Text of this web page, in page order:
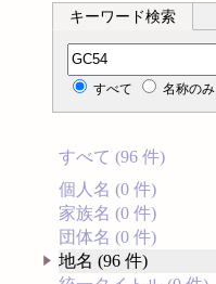
キーワード検索
分類記号検索
すべて 名称のみ
すべて (96 件)
個人名 (0 件)
家族名 (0 件)
団体名 (0 件)
地名 (96 件)